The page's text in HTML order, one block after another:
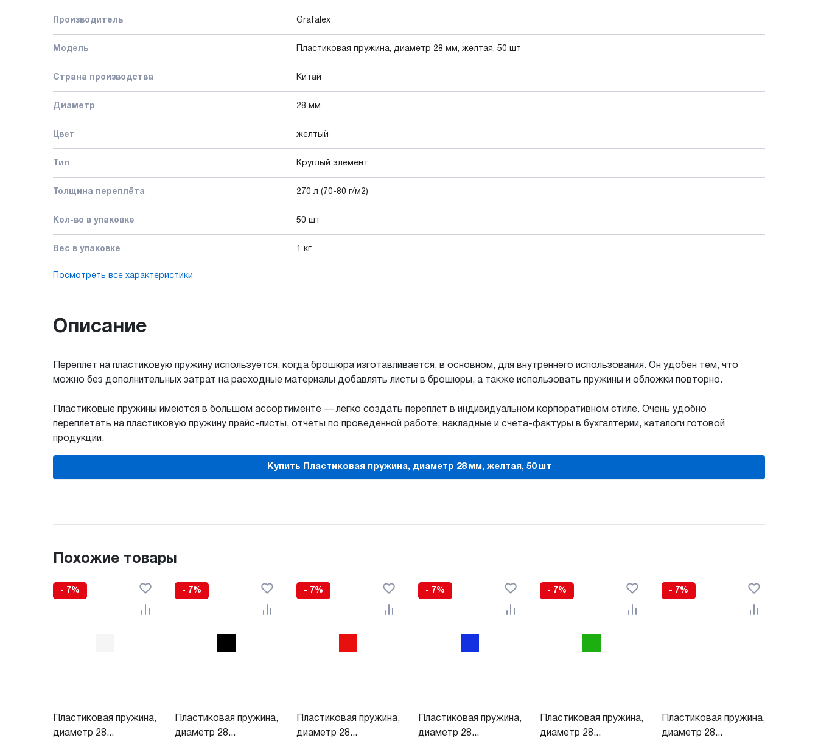
Производитель Grafalex
Модель Пластиковая пружина, диаметр 28 мм, желтая, 50 шт
Страна производства Китай
Диаметр 28 мм
Цвет желтый
Тип Круглый элемент
Толщина переплёта 270 л (70-80 г/м2)
Кол-во в упаковке 50 шт
Вес в упаковке 1 кг
Посмотреть все характеристики
Описание
Переплет на пластиковую пружину используется, когда брошюра изготавливается, в основном, для внутреннего использования. Он удобен тем, что
можно без дополнительных затрат на расходные материалы добавлять листы в брошюры, а также использовать пружины и обложки повторно.
Пластиковые пружины имеются в большом ассортименте — легко создать переплет в индивидуальном корпоративном стиле. Очень удобно
переплетать на пластиковую пружину прайс-листы, отчеты по проведенной работе, накладные и счета-фактуры в бухгалтерии, каталоги готовой
продукции.
Купить Пластиковая пружина, диаметр 28 мм, желтая, 50 шт
Похожие товары
- 7%
Пластиковая пружина,
диаметр 28...
- 7%
Пластиковая пружина,
диаметр 28...
- 7%
Пластиковая пружина,
диаметр 28...
- 7%
Пластиковая пружина,
диаметр 28...
- 7%
Пластиковая пружина,
диаметр 28...
- 7%
Пластиковая пружина,
диаметр 28...